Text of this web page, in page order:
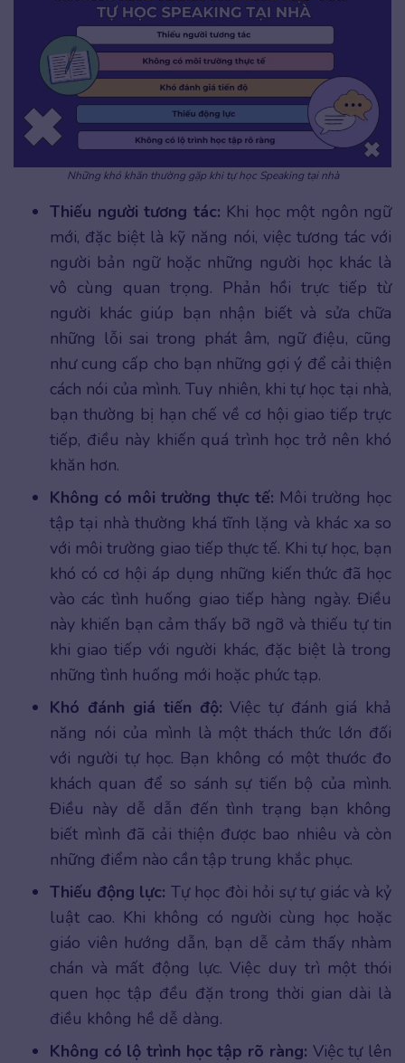
Những khó khăn thường gặp khi tự học Speaking tại nhà
Thiếu người tương tác: Khi học một ngôn ngữ
mới, đặc biệt là kỹ năng nói, việc tương tác với
người bản ngữ hoặc những người học khác là
vô cùng quan trọng. Phản hồi trực tiếp từ
người khác giúp bạn nhận biết và sửa chữa
những lỗi sai trong phát âm, ngữ điệu, cũng
như cung cấp cho bạn những gợi ý để cải thiện
cách nói của mình. Tuy nhiên, khi tự học tại nhà,
bạn thường bị hạn chế về cơ hội giao tiếp trực
tiếp, điều này khiến quá trình học trở nên khó
khăn hơn.
Không có môi trường thực tế: Môi trường học
tập tại nhà thường khá tĩnh lặng và khác xa so
với môi trường giao tiếp thực tế. Khi tự học, bạn
khó có cơ hội áp dụng những kiến thức đã học
vào các tình huống giao tiếp hàng ngày. Điều
này khiến bạn cảm thấy bỡ ngỡ và thiếu tự tin
khi giao tiếp với người khác, đặc biệt là trong
những tình huống mới hoặc phức tạp.
Khó đánh giá tiến độ:Việc tự đánh giá khả
năng nói của mình là một thách thức lớn đối
với người tự học. Bạn không có một thước đo
khách quan để so sánh sự tiến bộ của mình.
Điều này dễ dẫn đến tình trạng bạn không
biết mình đã cải thiện được bao nhiêu và còn
những điểm nào cần tập trung khắc phục.
Thiếu động lực: Tự học đòi hỏi sự tự giác và kỷ
luật cao. Khi không có người cùng học hoặc
giáo viên hướng dẫn, bạn dễ cảm thấy nhàm
chán và mất động lực. Việc duy trì một thói
quen học tập đều đặn trong thời gian dài là
điều không hề dễ dàng.
Không có lộ trình học tập rõ ràng: Việc tự lên